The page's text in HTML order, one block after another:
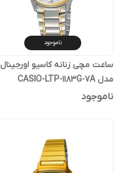
ناموجود
ساعت مچی زنانه کاسیو اورجینال
مدل CASIO-LTP-1183G-7A
ناموجود